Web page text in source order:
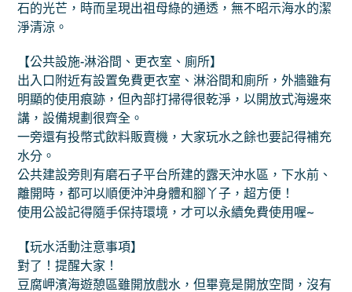
石的光芒，時而呈現出祖母綠的通透，無不昭示海水的潔
淨清涼。
【公共設施-淋浴間、更衣室、廁所】
出入口附近有設置免費更衣室、淋浴間和廁所，外牆雖有
明顯的使用痕跡，但內部打掃得很乾淨，以開放式海邊來
講，設備規劃很齊全。
一旁還有投幣式飲料販賣機，大家玩水之餘也要記得補充
水分。
公共建設旁則有磨石子平台所建的露天沖水區，下水前、
離開時，都可以順便沖沖身體和腳丫子，超方便！
使用公設記得隨手保持環境，才可以永續免費使用喔~
【玩水活動注意事項】
對了！提醒大家！
豆腐岬濱海遊憩區雖開放戲水，但畢竟是開放空間，沒有